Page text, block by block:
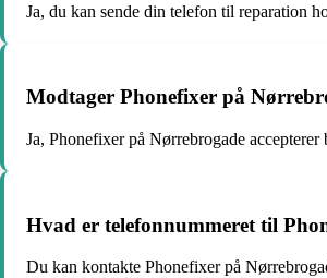
Ja, du kan sende din telefon til reparation
Modtager Phonefixer på
Ja, Phonefixer på Nørrebrogade
Hvad er telefonnummeret til
Du kan kontakte Phonefixer på